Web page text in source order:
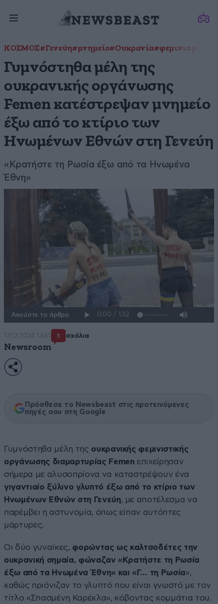
ΚΟΣΜΟΣ#Γενεύη#μνημείο#Ουκρανία#φεμινισμός
Γυμνόστηθα μέλη της
ουκρανικής οργάνωσης
Femen κατέστρεψαν μνημείο
έξω από το κτίριο των
Ηνωμένων Εθνών στη Γενεύη
«Κρατήστε τη Ρωσία έξω από τα Ηνωμένα
Έθνη»
Ακούστε το άρθρο
13·12·2024 14:51 5 σχόλια
Newsroom
Πρόσθεσε το Newsbeast στις προτεινόμενες
πηγές σου στη Google
Γυμνόστηθα μέλη της ουκρανικής φεμινιστικής
οργάνωσης διαμαρτυρίας Femen επιχείρησαν
σήμερα με αλυσοπρίονα να καταστρέψουν ένα
γιγαντιαίο ξύλινο γλυπτό έξω από το κτίριο των
Ηνωμένων Εθνών στη Γενεύη, με αποτέλεσμα να
παρέμβει η αστυνομία, όπως είπαν αυτόπτες
μάρτυρες.
Οι δύο γυναίκες, φορώντας ως καλτσοδέτες την
ουκρανική σημαία, φώναζαν «Κρατήστε τη Ρωσία
έξω από τα Ηνωμένα Έθνη» και «Γ… τη Ρωσία»,
καθώς πριόνιζαν το γλυπτό που είναι γνωστό με τον
τίτλο «Σπασμένη Καρέκλα», κόβοντας κομμάτια του.